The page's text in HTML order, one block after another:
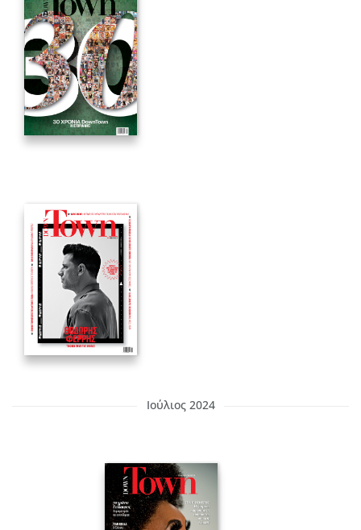
Ιούλιος 2024